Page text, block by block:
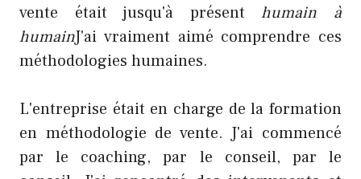
vente était jusqu'à présenthumain à
humainJ'ai vraiment aimé comprendre ces
méthodologies humaines.
L'entreprise était en charge de la formation
en méthodologie de vente. J'ai commencé
par le coaching, par le conseil, par le